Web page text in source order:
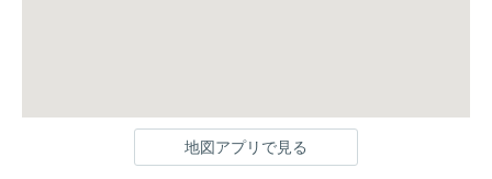
地図アプリで見る